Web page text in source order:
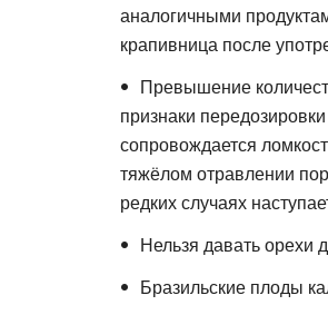
аналогичными
крапивница после
Превышение
признаки
сопровождается
тяжёлом отравлении
редких случаях
Нельзя давать орехи
Бразильские плоды